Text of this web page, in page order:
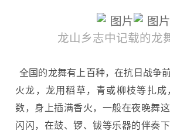
龙山乡志中记载的龙
全国的龙舞有上百种，在抗日战争
火龙，龙用稻草，青或柳枝等扎
数，身上插满香火，一般在夜晚舞
闪闪，在鼓、锣、钹等乐器的伴奏